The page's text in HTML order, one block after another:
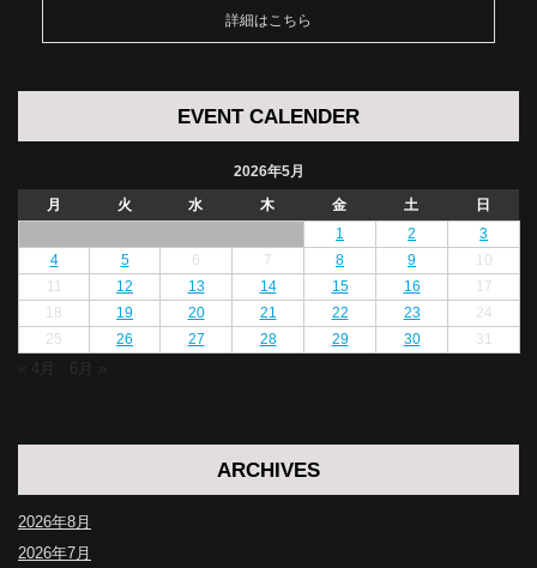
詳細はこちら
EVENT CALENDER
2026年5月
月
火 水 木 金 土
日
1
2
3
4
5 6 7 8 9
10
11
12 13 14 15 16
17
18
19 20 21 22 23
24
25
26 27 28 29 30 31
6月 »
ARCHIVES
2026年8月
2026年7月